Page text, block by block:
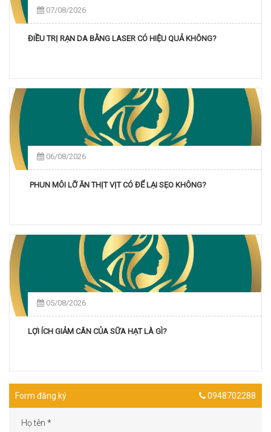
07/08/2026
ĐIỀU TRỊ RẠN DA BẰNG LASER CÓ HIỆU QUẢ KHÔNG?
06/08/2026
PHUN MÔI LỠ ĂN THỊT VỊT CÓ ĐỂ LẠI SẸO KHÔNG?
05/08/2026
LỢI ÍCH GIẢM CÂN CỦA SỮA HẠT LÀ GÌ?
Form đăng ký 0948702288
Họ tên *